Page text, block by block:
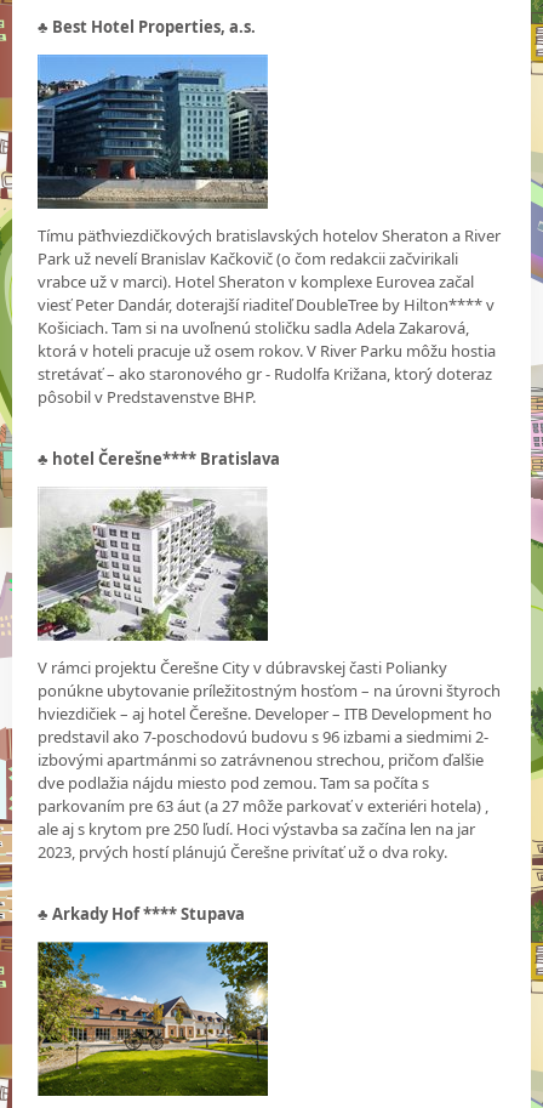
♣ Best Hotel Properties, a.s.
Tímu päťhviezdičkových bratislavských hotelov Sheraton a River
Park už nevelí Branislav Kačkovič (o čom redakcii začvirikali
vrabce už v marci). Hotel Sheraton v komplexe Eurovea začal
viesť Peter Dandár, doterajší riaditeľ DoubleTree by Hilton**** v
Košiciach. Tam si na uvoľnenú stoličku sadla Adela Zakarová,
ktorá v hoteli pracuje už osem rokov. V River Parku môžu hostia
stretávať – ako staronového gr - Rudolfa Križana, ktorý doteraz
pôsobil v Predstavenstve BHP.
♣ hotel Čerešne**** Bratislava
V rámci projektu Čerešne City v dúbravskej časti Polianky
ponúkne ubytovanie príležitostným hosťom – na úrovni štyroch
hviezdičiek – aj hotel Čerešne. Developer – ITB Development ho
predstavil ako 7-poschodovú budovu s 96 izbami a siedmimi 2-
izbovými apartmánmi so zatrávnenou strechou, pričom ďalšie
dve podlažia nájdu miesto pod zemou. Tam sa počíta s
parkovaním pre 63 áut (a 27 môže parkovať v exteriéri hotela) ,
ale aj s krytom pre 250 ľudí. Hoci výstavba sa začína len na jar
2023, prvých hostí plánujú Čerešne privítať už o dva roky.
♣Arkady Hof **** Stupava